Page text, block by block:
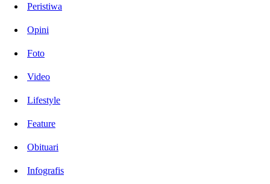
Peristiwa
Opini
Foto
Video
Lifestyle
Feature
Obituari
Infografis